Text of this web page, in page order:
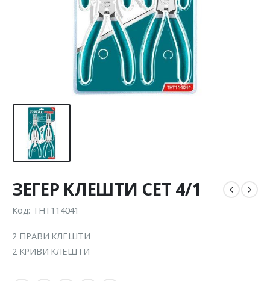
ЗЕГЕР КЛЕШТИ СЕТ 4/1
Код: THT114041
2 ПРАВИ КЛЕШТИ
2 КРИВИ КЛЕШТИ